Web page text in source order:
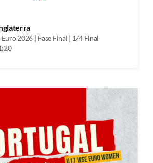
2026 | Fase Final | 1/4 Final